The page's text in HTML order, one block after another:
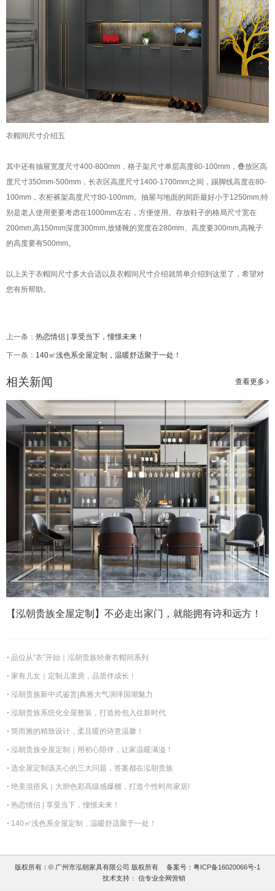
衣帽间尺寸介绍五
其中还有抽屉宽度尺寸400-800mm，格子架尺寸单层高度80-100mm，叠放区高
度尺寸350mm-500mm，长衣区高度尺寸1400-1700mm之间，踢脚线高度在80-
100mm，衣柜裤架高度尺寸80-100mm。抽屉与地面的间距最好小于1250mm,特
别是老人使用更要考虑在1000mm左右，方便使用。存放鞋子的格局尺寸宽在
200mm,高150mm深度300mm,放矮靴的宽度在280mm、高度要300mm,高靴子
的高度要有500mm。
以上关于衣帽间尺寸多大合适以及衣帽间尺寸介绍就简单介绍到这里了，希望对
您有所帮助。
上一条： 热恋情侣 | 享受当下，憧憬未来！
下一条： 140㎡浅色系全屋定制，温暖舒适聚于一处！
相关新闻 查看更多
【泓朝贵族全屋定制】不必走出家门，就能拥有诗和远方！
品位从“衣”开始｜泓朝贵族轻奢衣帽间系列
家有儿女｜定制儿童房，品质伴成长！
泓朝贵族新中式鉴赏|典雅大气演绎国潮魅力
泓朝贵族系统化全屋整装，打造拎包入住新时代
简而雅的精致设计，柔且暖的诗意温馨！
泓朝贵族全屋定制｜用初心陪伴，让家温暖满溢！
选全屋定制该关心的三大问题，答案都在泓朝贵族
绝美混搭风｜大胆色彩高级感爆棚，打造个性时尚家居!
热恋情侣 | 享受当下，憧憬未来！
140㎡浅色系全屋定制，温暖舒适聚于一处！
版权所有：© 广州市泓朝家具有限公司 版权所有 备案号： 粤ICP备16020066号-1
技术支持：
信专业全网营销